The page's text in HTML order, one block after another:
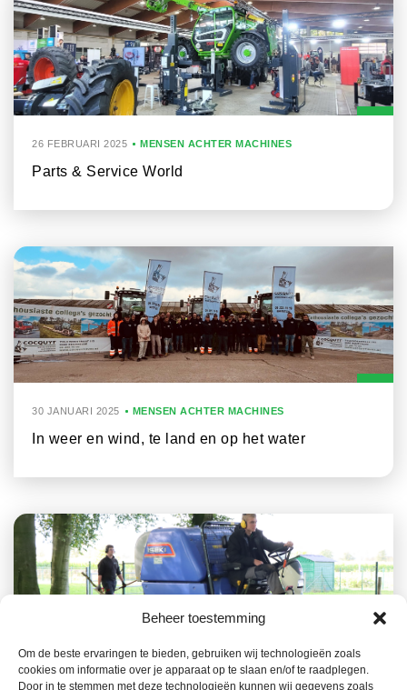
Beheer toestemming
Om de beste ervaringen te bieden, gebruiken wij technologieën zoals
cookies om informatie over je apparaat op te slaan en/of te raadplegen.
Door in te stemmen met deze technologieën kunnen wij gegevens zoals
26 FEBRUARI 2025 MENSEN ACHTER MACHINES
Parts & Service World
30 JANUARI 2025 MENSEN ACHTER MACHINES
In weer en wind, te land en op het water
MENSEN ACHTER MACHINES